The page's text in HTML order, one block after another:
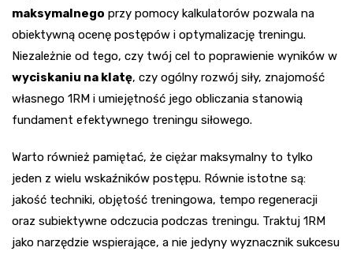
maksymalnego przy pomocy kalkulatorów pozwala na
obiektywną ocenę postępów i optymalizację treningu.
Niezależnie od tego, czy twój cel to poprawienie wyników w
wyciskaniu na klatę, czy ogólny rozwój siły, znajomość
własnego 1RM i umiejętność jego obliczania stanowią
fundament efektywnego treningu siłowego.
Warto również pamiętać, że ciężar maksymalny to tylko
jeden z wielu wskaźników postępu. Równie istotne są:
jakość techniki, objętość treningowa, tempo regeneracji
oraz subiektywne odczucia podczas treningu. Traktuj 1RM
jako narzędzie wspierające, a nie jedyny wyznacznik sukcesu